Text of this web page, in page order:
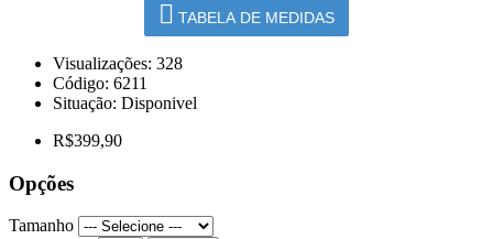
TABELA DE MEDIDAS
Visualizações: 328
Código: 6211
Situação: Disponivel
R$399,90
Opções
Tamanho